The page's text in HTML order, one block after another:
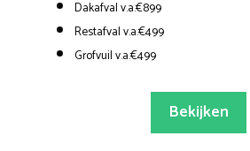
Dakafval v.a.€899
Restafval v.a.€499
Grofvuil v.a.€499
Bekijken